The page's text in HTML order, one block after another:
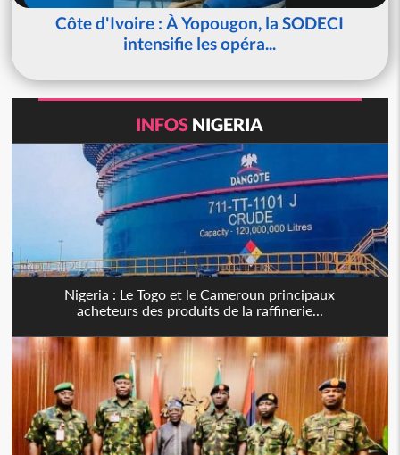
Côte d'Ivoire : À Yopougon, la SODECI
intensifie les opéra...
INFOS NIGERIA
Nigeria : Le Togo et le Cameroun principaux
acheteurs des produits de la raffinerie...